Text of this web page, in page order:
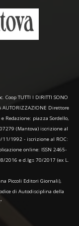
Coop TUTTI I DIRITTI SONO
AUTORIZZAZIONE Direttore
Redazione: piazza Sordello,
(Mantova) iscrizione al
1992 - iscrizione al ROC:
online: ISSN 2465-
2016 e d.lgs 70/2017 (ex L.
Piccoli Editori Giornali),
di Autodisciplina della